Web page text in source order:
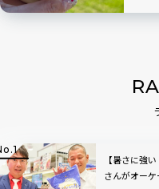
【暑さに強
さんがオーケ